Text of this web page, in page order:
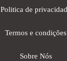
Politica de
Termos e condições
Sobre Nós